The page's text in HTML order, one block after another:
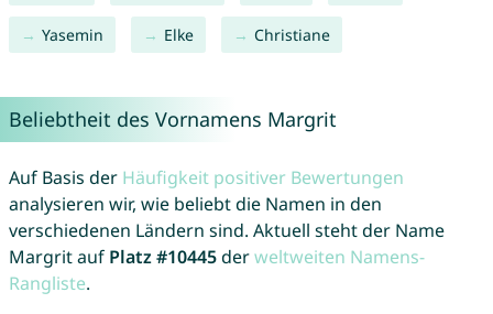
Yasemin Elke Christiane
Beliebtheit des Vornamens Margrit
Auf Basis der Häufigkeit positiver Bewertungen
analysieren wir, wie beliebt die Namen in den
verschiedenen Ländern sind. Aktuell steht der Name
Margrit auf Platz #10445derweltweiten Namens-
Rangliste.